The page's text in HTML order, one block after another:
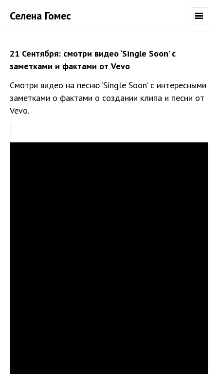
Селена Гомес
21 Сентября: смотри видео ‘Single Soon’ с
заметками и фактами от Vevo
Смотри видео на песню ‘Single Soon’ с интересными
заметками о фактами о создании клипа и песни от
Vevo.